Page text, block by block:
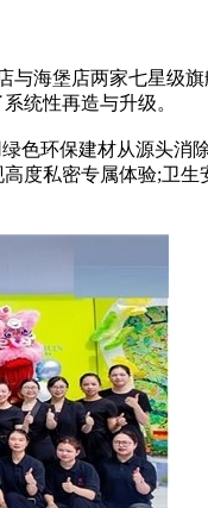
堡店两家七星级
统性再造与升级。
环保建材从源头消
度私密专属体验;卫